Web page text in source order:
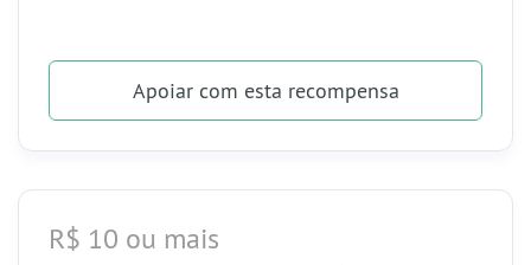
Apoiarcom esta recompensa
R$ 10 ou mais